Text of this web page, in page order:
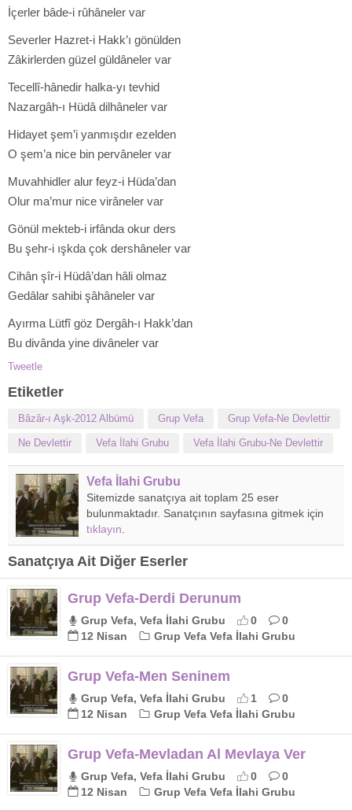
İçerler bâde-i rûhâneler var
Severler Hazret-i Hakk’ı gönülden
Zâkirlerden güzel güldâneler var
Tecellî-hânedir halka-yı tevhid
Nazargâh-ı Hüdâ dilhâneler var
Hidayet şem’i yanmışdır ezelden
O şem’a nice bin pervâneler var
Muvahhidler alur feyz-i Hüda’dan
Olur ma’mur nice virâneler var
Gönül mekteb-i irfânda okur ders
Bu şehr-i ışkda çok dershâneler var
Cihân şîr-i Hüdâ’dan hâli olmaz
Gedâlar sahibi şâhâneler var
Ayırma Lütfî göz Dergâh-ı Hakk’dan
Bu divânda yine divâneler var
Tweetle
Etiketler
Bâzâr-ı Aşk-2012 Albümü Grup Vefa Grup Vefa-Ne Devlettir
Ne Devlettir Vefa İlahi Grubu Vefa İlahi Grubu-Ne Devlettir
Vefa İlahi Grubu
Sitemizde sanatçıya ait toplam 25 eser
bulunmaktadır. Sanatçının sayfasına gitmek için
tıklayın
Sanatçıya Ait Diğer Eserler
Grup Vefa-Derdi Derunum
Grup Vefa, Vefa İlahi Grubu 0
0
12 Nisan
Grup Vefa Vefa İlahi Grubu
Grup Vefa-Men Seninem
Grup Vefa, Vefa İlahi Grubu 1
0
12 Nisan
Grup Vefa Vefa İlahi Grubu
Grup Vefa-Mevladan Al Mevlaya Ver
Grup Vefa, Vefa İlahi Grubu 0
0
12 Nisan
Grup Vefa Vefa İlahi Grubu